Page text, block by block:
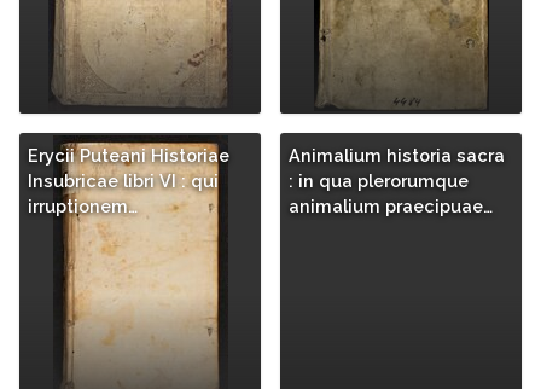
Erycii Puteani Historiae
Insubricae libri VI : qui
irruptionem…
Animalium historia sacra
: in qua plerorumque
animalium praecipuae…